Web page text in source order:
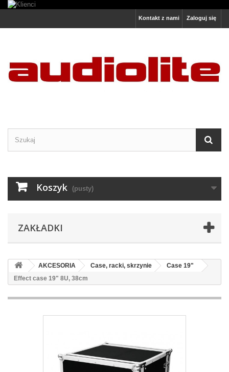
Zaloguj się
Kontakt z nami
Koszyk (pusty)
ZAKŁADKI
AKCESORIA Case, racki, skrzynie
Case 19"
Effect case 19" 8U, 38cm